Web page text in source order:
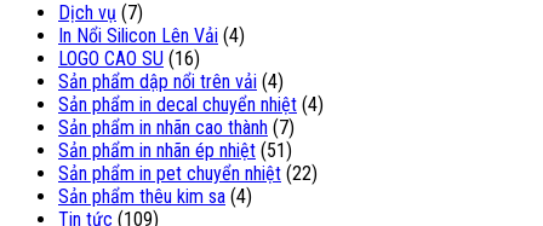
Dịch vụ (7)
In Nổi Silicon Lên Vải (4)
LOGO CAO SU (16)
Sản phẩm dập nổi trên vải (4)
Sản phẩm in decal chuyển nhiệt (4)
Sản phẩm in nhãn cao thành (7)
Sản phẩm in nhãn ép nhiệt (51)
Sản phẩm in pet chuyển nhiệt (22)
Sản phẩm thêu kim sa (4)
Tin tức (109)